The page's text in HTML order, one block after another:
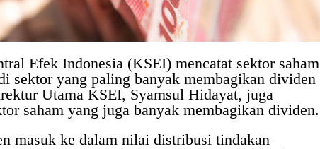
Efek Indonesia (KSEI) mencatat sektor saham
sektor yang paling banyak membagikan dividen
Utama KSEI, Syamsul Hidayat, juga
saham yang juga banyak membagikan dividen.
masuk ke dalam nilai distribusi tindakan